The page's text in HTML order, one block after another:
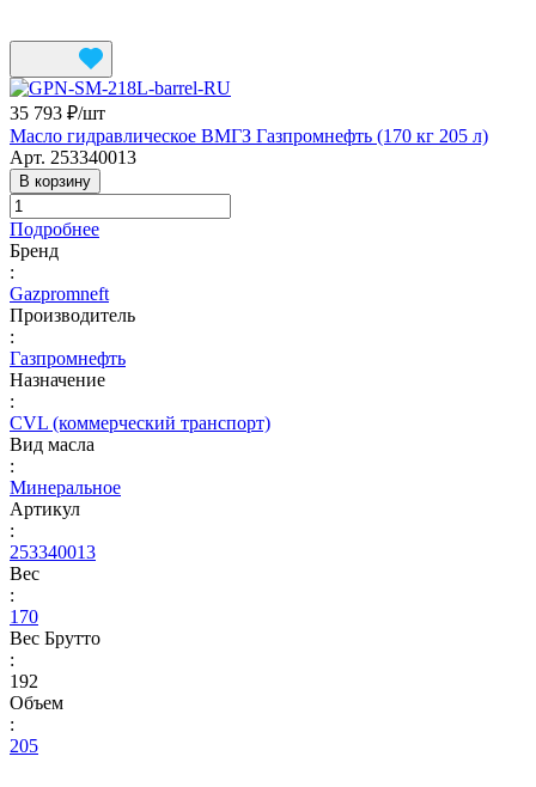
35 793 ₽/шт
Масло гидравлическое ВМГЗ Газпромнефть (170 кг 205 л)
Арт. 253340013
В корзину
Подробнее
Бренд
:
Gazpromneft
Производитель
:
Газпромнефть
Назначение
:
CVL (коммерческий транспорт)
Вид масла
:
Минеральное
Артикул
:
253340013
Вес
:
170
Вес Брутто
:
192
Объем
:
205